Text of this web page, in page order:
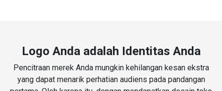
Logo Anda adalah Identitas Anda
Pencitraan merek Anda mungkin kehilangan kesan ekstra
yang dapat menarik perhatian audiens pada pandangan